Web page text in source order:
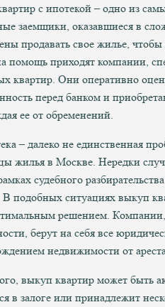
с ипотекой – одно из
заемщики, оказавшиеся в
продавать свое жилье,
помощь приходят компании,
квартир. Они оперативно
перед банком и
ее от обременений.
– далеко не единственная
жилья в Москве. Нередки
судебного
В подобных ситуациях выкуп
решением.
берут на себя все
недвижимости от ареста.
выкуп квартир может быть
в залоге или принадлежит